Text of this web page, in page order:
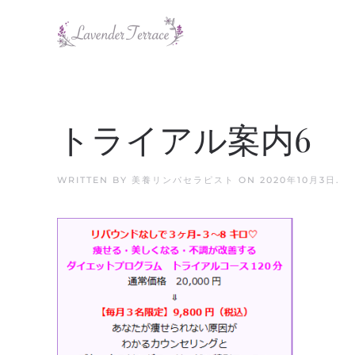
Skip to main content
トライアル案内6
WRITTEN BY 美養リンパセラピスト ON 2020年10月3日 .